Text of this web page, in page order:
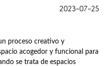
2023-07-25
proceso creativo y
acogedor y funcional para
se trata de espacios